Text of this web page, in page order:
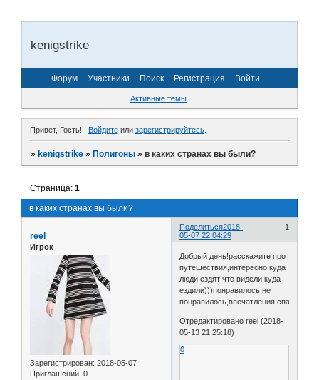
kenigstrike
Форум Участники Поиск Регистрация Войти
Активные темы
Привет, Гость! Войдитеили зарегистрируйтесь.
»kenigstrike »Полигоны »в каких странах вы были?
в каких странах вы были?
Страница:1
Поделиться 1
2018-
05-07 22:04:29
reel
Игрок
Зарегистрирован: 2018-05-07
Приглашений: 0
Добрый день!расскажите про
путешествия,интересно куда
люди ездят!что видели,куда
ездили)))понравилось не
понравилось,впечатления.спасибо
Отредактировано reel (2018-
05-13 21:25:18)
0